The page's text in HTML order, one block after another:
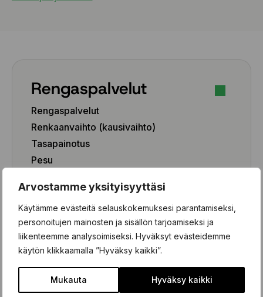
Arvostamme yksityisyyttäsi
Käytämme evästeitä selauskokemuksesi parantamiseksi,
personoitujen mainosten ja sisällön tarjoamiseksi ja
liikenteemme analysoimiseksi. Hyväksyt evästeidemme
käytön klikkaamalla ”Hyväksy kaikki”.
Mukauta Hyväksy kaikki
Rengaspalvelut
Rengaspalvelut
Renkaanvaihto (kausivaihto)
Tasapainotus
Pesu
Paikka-aineen poisto
Rengashotelli
Henkilöauto
Pakettiauto/SUV/EV